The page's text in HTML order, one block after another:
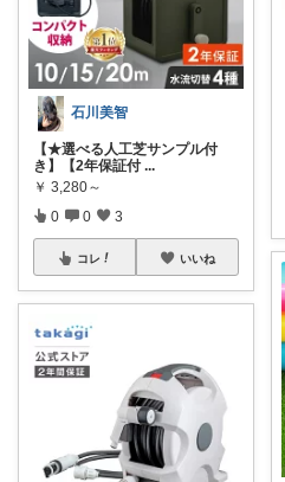
石川美智
【★選べる人工芝サンプル付
き】【2年保証付 ...
￥ 3,280～
0 0 3
コレ いいね